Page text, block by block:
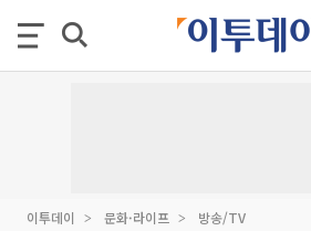
이투데이 문화·라이프 방송/TV